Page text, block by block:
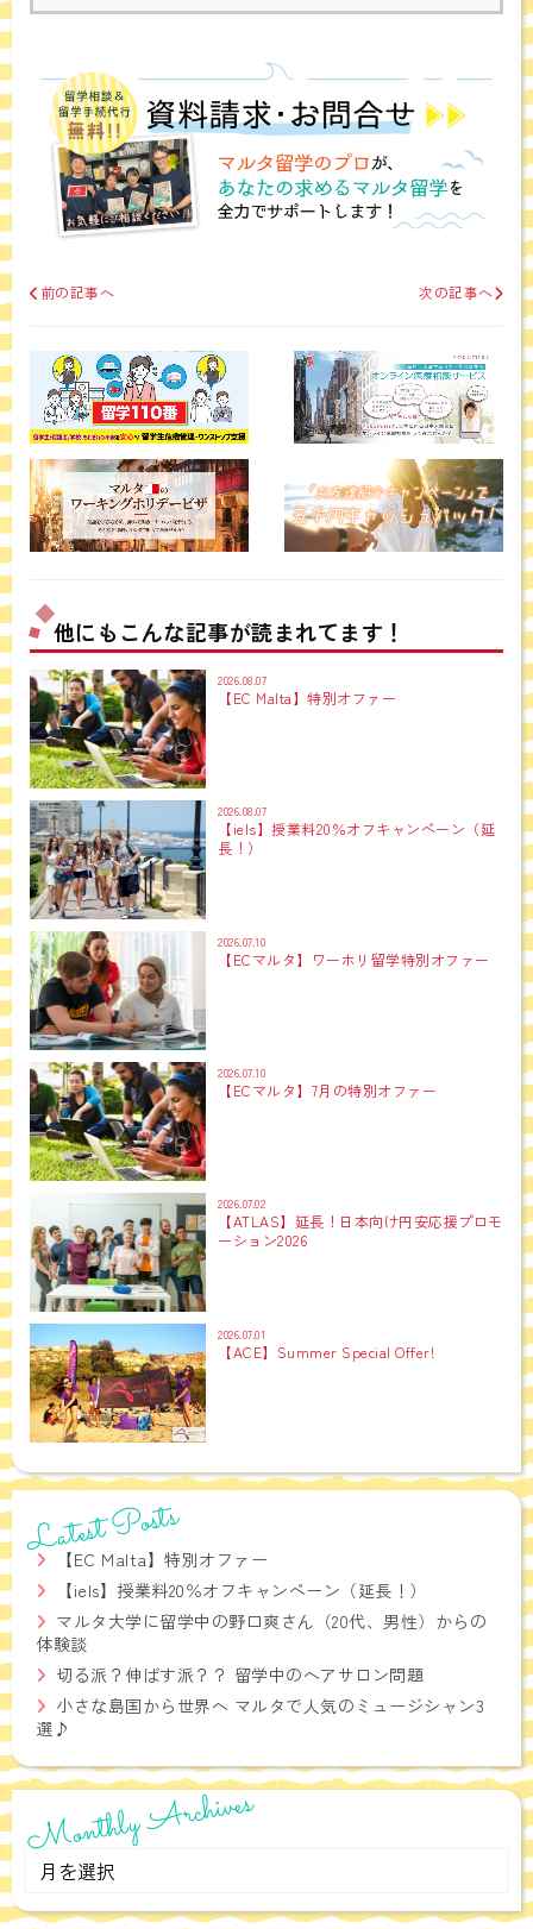
前の記事へ 次の記事へ
他にもこんな記事が読まれてます！
2026.08.07
【EC Malta】特別オファー
2026.08.07
【iels】授業料20％オフキャンペーン（延
長！）
2026.07.10
【ECマルタ】ワーホリ留学特別オファー
2026.07.10
【ECマルタ】7月の特別オファー
2026.07.02
【ATLAS】延長！日本向け円安応援プロモ
ーション2026
2026.07.01
【ACE】Summer Special Offer!
Latest Posts
【EC Malta】特別オファー
【iels】授業料20％オフキャンペーン（延長！）
マルタ大学に留学中の野口爽さん（20代、男性）からの
体験談
切る派？伸ばす派？？ 留学中のヘアサロン問題
小さな島国から世界へ マルタで人気のミュージシャン3
選♪
Monthly Archives
Monthly
Archives